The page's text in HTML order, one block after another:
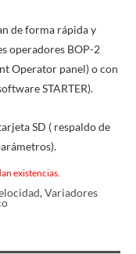
de forma rápida y
operadores BOP-2
Operator panel) o con
STARTER).
SD ( respaldo de
existencias.
,Variadores